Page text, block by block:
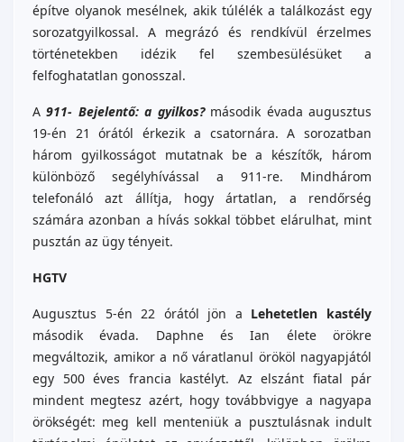
építve olyanok mesélnek, akik túlélék a találkozást egy
sorozatgyilkossal. A megrázó és rendkívül érzelmes
történetekben idézik fel szembesülésüket a
felfoghatatlan gonosszal.
A911- Bejelentő: a gyilkos?második évada augusztus
19-én 21 órától érkezik a csatornára. A sorozatban
három gyilkosságot mutatnak be a készítők, három
különböző segélyhívással a 911-re. Mindhárom
telefonáló azt állítja, hogy ártatlan, a rendőrség
számára azonban a hívás sokkal többet elárulhat, mint
pusztán az ügy tényeit.
HGTV
Augusztus 5-én 22 órától jön a Lehetetlen kastély
második évada. Daphne és Ian élete örökre
megváltozik, amikor a nő váratlanul örököl nagyapjától
egy 500 éves francia kastélyt. Az elszánt fiatal pár
mindent megtesz azért, hogy továbbvigye a nagyapa
örökségét: meg kell menteniük a pusztulásnak indult